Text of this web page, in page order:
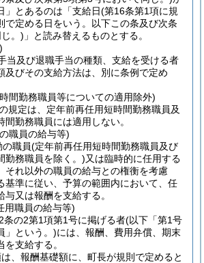
」とあるのは「支給日(第16条第1項に規
で定める日をいう。以下この条及び次条
。) 」と読み替えるものとする。
当及び退職手当の種類、支給を受ける者
及びその支給方法は、別に条例で定め
間勤務職員等についての適用除外)
規定は、定年前再任用短時間勤務職員及
間勤務職員には適用しない。
職員の給与等)
職員(定年前再任用短時間勤務職員及び
勤務職員を除く。)又は臨時的に任用する
それ以外の職員の給与との権衡を考慮
基準に従い、予算の範囲内において、任
又は報酬を支給する。
用職員の給与等)
条の2第1項第1号に掲げる者(以下「第1号
」という。)には、報酬、費用弁償、期末
支給する。
、報酬基礎額に、町長が規則で定めると